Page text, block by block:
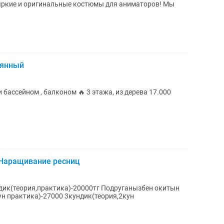
и оригинальные костюмы для аниматоров! Мы
, балконом 🔥 3 этажа, из дерева 17.000
ресниц